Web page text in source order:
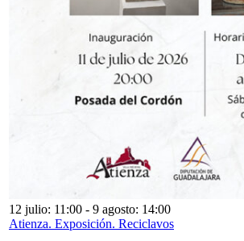
12 julio: 11:00 - 9 agosto: 14:00
Atienza. Exposición. Reciclavos